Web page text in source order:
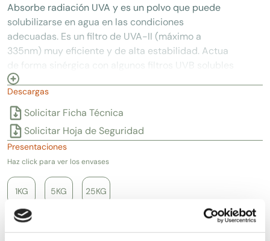
Absorbe radiación UVA y es un polvo que puede
solubilizarse en agua en las condiciones
adecuadas. Es un filtro de UVA-II (máximo a
335nm) muy eficiente y de alta estabilidad. Actua
de forma sinérgica con algunos filtros UVB solubles
en aceite, por lo que permite la formulación de
solares de alta protección y amplio espectro, con
un muy buen perfil de seguridad y baja
penetración en la piel. Adecuado para formular
incluso productos transparentes, resistentes al
agua y con todo tipo de texturas ya que no aporta
sensación grasa.
Descargas
Solicitar Ficha Técnica
Solicitar Hoja de Seguridad
Presentaciones
Haz click para ver los envases
1KG 5KG 25KG
Artículos relacionados